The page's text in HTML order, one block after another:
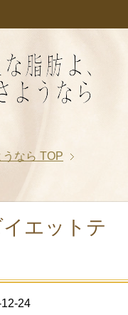
うなら TOP
エットテ
24